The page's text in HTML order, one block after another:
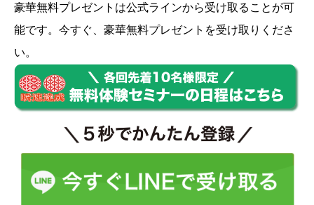
豪華無料プレゼントは公式ラインから受け取ることが可
能です。今すぐ、豪華無料プレゼントを受け取りくださ
い。